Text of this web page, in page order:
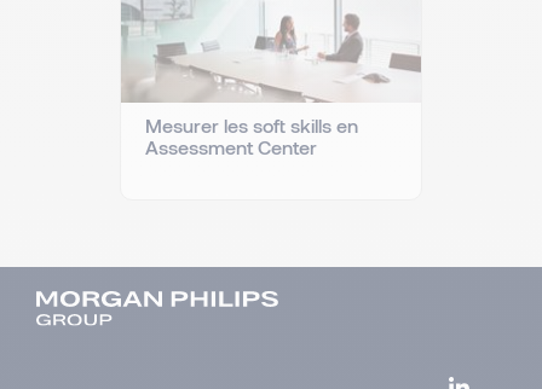
Mesurer les soft skills en
Assessment Center